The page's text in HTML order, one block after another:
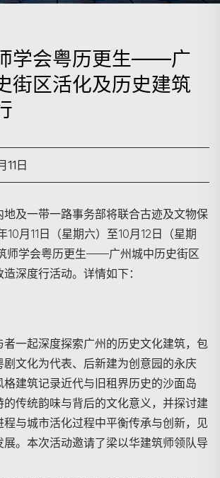
学会粤历更生——广
街区活化及历史建筑
11日
地及一带一路事务部将联合古迹及文物保
月11日（星期六）至10月12日（星期
师学会粤历更生——广州城中历史街区
深度行活动。 详情如下：
者一起深度探索广州的历史文化建筑，包
文化为代表、后新建为创意园的永庆
建筑记录近代与旧租界历史的沙面岛
传统韵味与背后的文化意义，并探讨建
与城市活化过程中平衡传承与创新，见
。本次活动邀请了梁以华建筑师领队导